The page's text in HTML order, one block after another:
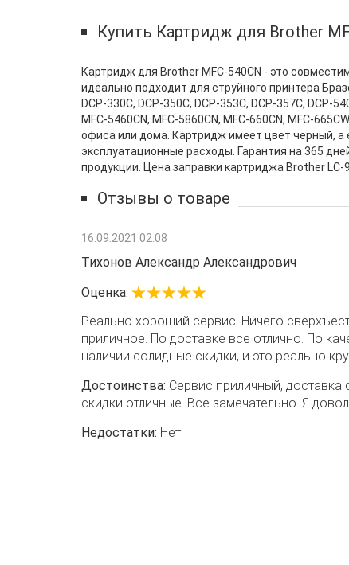
Купить Картридж для Brother
Картридж для Brother MFC-540CN - это
идеально подходит для струйного принтера
DCP-330C, DCP-350C, DCP-353C, DCP-357C, DCP-
MFC-5460CN, MFC-5860CN, MFC-660CN, MFC-
офиса или дома. Картридж имеет цвет черный, а
эксплуатационные расходы. Гарантия на 365
продукции. Цена заправки картриджа Brother LC-
Отзывы о товаре
16.09.2021 02:08
Тихонов Александр Александрович
Оценка:
Реально хороший сервис. Ничего
приличное. По доставке все отлично. По
наличии солидные скидки, и это реально
Достоинства: Сервис приличный, доставка
скидки отличные. Все замечательно. Я
Недостатки: Нет.